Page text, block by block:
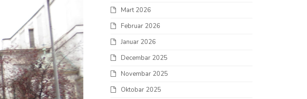
Mart 2026
Februar 2026
Januar 2026
Decembar 2025
Novembar 2025
Oktobar 2025